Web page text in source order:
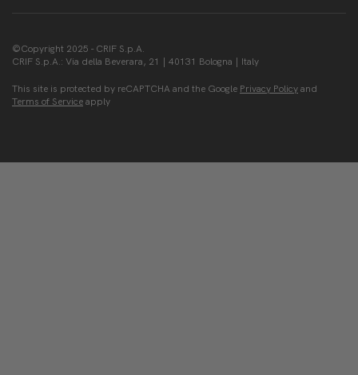
This site is protected by reCAPTCHA and the Google Privacy Policyand
Terms of Serviceapply
©Copyright 2025 - CRIF S.p.A.
CRIF S.p.A.: Via della Beverara, 21 | 40131 Bologna | Italy